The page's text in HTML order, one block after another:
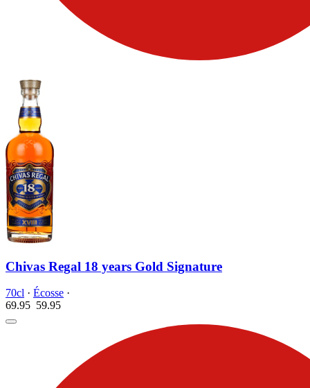
Chivas Regal 18 years Gold Signature
70cl · Écosse ·
69.95 59.95